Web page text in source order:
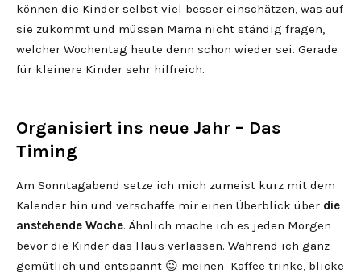
können die Kinder selbst viel besser einschätzen, was auf
sie zukommt und müssen Mama nicht ständig fragen,
welcher Wochentag heute denn schon wieder sei. Gerade
für kleinere Kinder sehr hilfreich.
Organisiert ins neue Jahr – Das
Timing
Am Sonntagabend setze ich mich zumeist kurz mit dem
Kalender hin und verschaffe mir einen Überblick über die
anstehende Woche. Ähnlich mache ich es jeden Morgen
bevor die Kinder das Haus verlassen. Während ich ganz
gemütlich und entspannt 😉 meinen Kaffee trinke, blicke